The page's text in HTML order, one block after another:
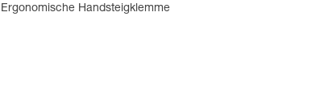
Ergonomische Handsteigklemme